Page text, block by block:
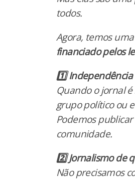
todos.
Agora, temos
financiado pelos
1️⃣
Quando o jornal
grupo político ou
Podemos
comunidade.
2️⃣ Jornalismo de
Não precisamos